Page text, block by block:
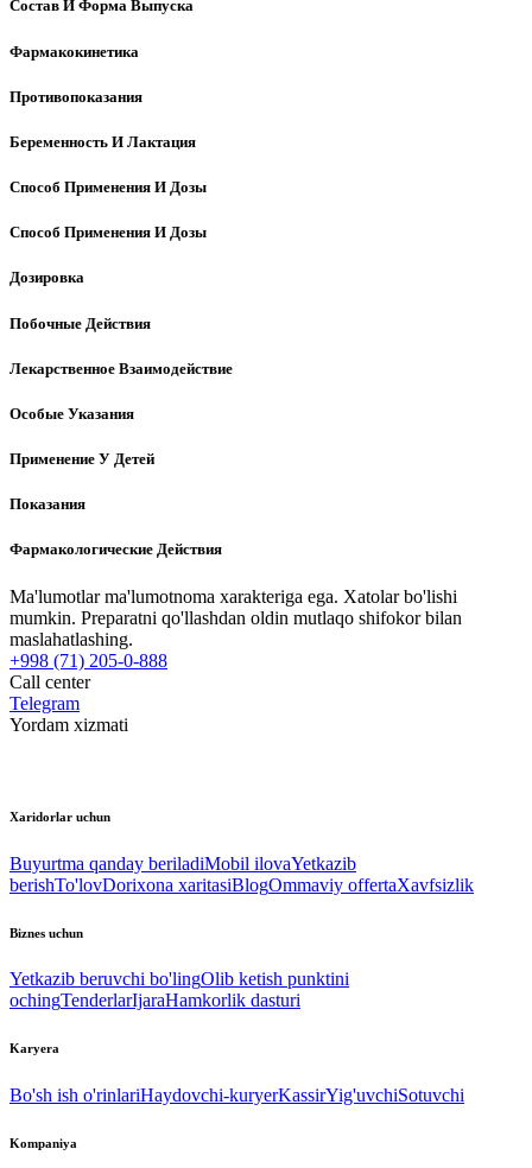
Состав И Форма Выпуска
Фармакокинетика
Противопоказания
Беременность И Лактация
Способ Применения И Дозы
Способ Применения И Дозы
Дозировка
Побочные Действия
Лекарственное Взаимодействие
Особые Указания
Применение У Детей
Показания
Фармакологические Действия
Ma'lumotlar ma'lumotnoma xarakteriga ega. Xatolar bo'lishi
mumkin. Preparatni qo'llashdan oldin mutlaqo shifokor bilan
maslahatlashing.
+998 (71) 205-0-888
Call center
Telegram
Yordam xizmati
Xaridorlar uchun
Buyurtma qanday beriladiMobil ilovaYetkazib
berishTo'lovDorixona xaritasiBlogOmmaviy offertaXavfsizlik
Biznes uchun
Yetkazib beruvchi bo'lingOlib ketish punktini
ochingTenderlarIjaraHamkorlik dasturi
Karyera
Bo'sh ish o'rinlariHaydovchi-kuryerKassirYig'uvchiSotuvchi
Kompaniya